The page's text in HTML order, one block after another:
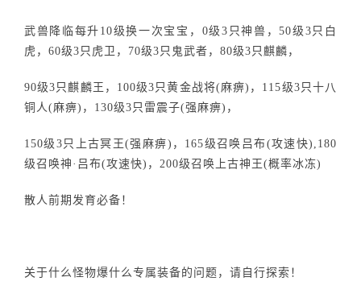
武兽降临每升10级换一次宝宝，0级3只神兽，50级3只白
虎，60级3只虎卫，70级3只鬼武者，80级3只麒麟，
90级3只麒麟王，100级3只黄金战将(麻痹)，115级3只十八
铜人(麻痹)，130级3只雷震子(强麻痹)，
150级3只上古冥王(强麻痹)，165级召唤吕布(攻速快),180
级召唤神·吕布(攻速快)，200级召唤上古神王(概率冰冻)
散人前期发育必备！
关于什么怪物爆什么专属装备的问题，请自行探索！